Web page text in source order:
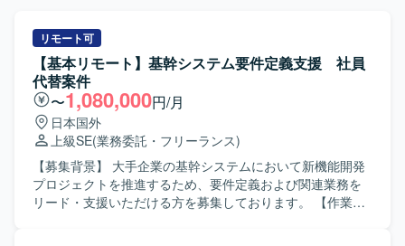
リモート可
【基本リモート】基幹システム要件定義支援 社員
代替案件
〜1,080,000円/月
日本国外
上級SE(業務委託・フリーランス)
【募集背景】 大手企業の基幹システムにおいて新機能開発
プロジェクトを推進するため、要件定義および関連業務を
リード・支援いただける方を募集しております。 【作業内